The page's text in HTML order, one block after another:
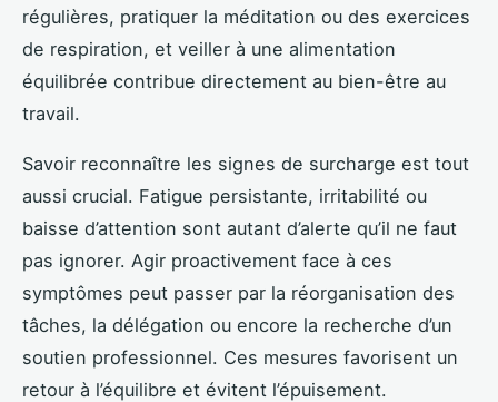
régulières, pratiquer la méditation ou des exercices
de respiration, et veiller à une alimentation
équilibrée contribue directement au bien-être au
travail.
Savoir reconnaître les signes de surcharge est tout
aussi crucial. Fatigue persistante, irritabilité ou
baisse d’attention sont autant d’alerte qu’il ne faut
pas ignorer. Agir proactivement face à ces
symptômes peut passer par la réorganisation des
tâches, la délégation ou encore la recherche d’un
soutien professionnel. Ces mesures favorisent un
retour à l’équilibre et évitent l’épuisement.